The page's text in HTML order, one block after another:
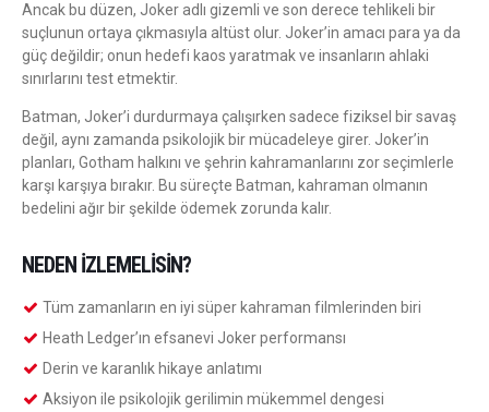
Ancak bu düzen, Joker adlı gizemli ve son derece tehlikeli bir
suçlunun ortaya çıkmasıyla altüst olur. Joker’in amacı para ya da
güç değildir; onun hedefi kaos yaratmak ve insanların ahlaki
sınırlarını test etmektir.
Batman, Joker’i durdurmaya çalışırken sadece fiziksel bir savaş
değil, aynı zamanda psikolojik bir mücadeleye girer. Joker’in
planları, Gotham halkını ve şehrin kahramanlarını zor seçimlerle
karşı karşıya bırakır. Bu süreçte Batman, kahraman olmanın
bedelini ağır bir şekilde ödemek zorunda kalır.
NEDEN İZLEMELISIN?
Tüm zamanların en iyi süper kahraman filmlerinden biri
Heath Ledger’ın efsanevi Joker performansı
Derin ve karanlık hikaye anlatımı
Aksiyon ile psikolojik gerilimin mükemmel dengesi